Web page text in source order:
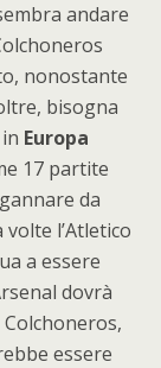
andare
nonostante
bisogna
Europa
17 partite
da
l’Atletico
a essere
dovrà
essere